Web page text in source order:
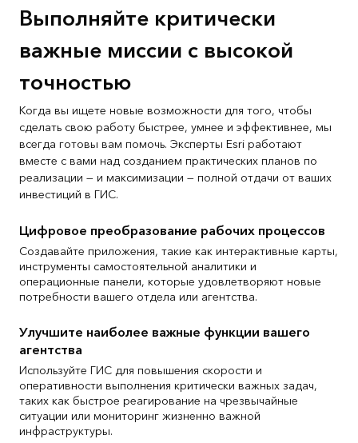
Выполняйте критически
важные миссии с высокой
точностью
Когда вы ищете новые возможности для того, чтобы
сделать свою работу быстрее, умнее и эффективнее, мы
всегда готовы вам помочь. Эксперты Esri работают
вместе с вами над созданием практических планов по
реализации — и максимизации — полной отдачи от ваших
инвестиций в ГИС.
Цифровое преобразование рабочих процессов
Создавайте приложения, такие как интерактивные карты,
инструменты самостоятельной аналитики и
операционные панели, которые удовлетворяют новые
потребности вашего отдела или агентства.
Улучшите наиболее важные функции вашего
агентства
Используйте ГИС для повышения скорости и
оперативности выполнения критически важных задач,
таких как быстрое реагирование на чрезвычайные
ситуации или мониторинг жизненно важной
инфраструктуры.